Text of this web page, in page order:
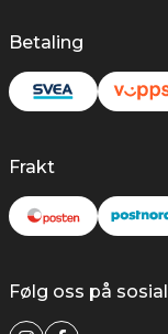
Betaling
Frakt
Følg oss på